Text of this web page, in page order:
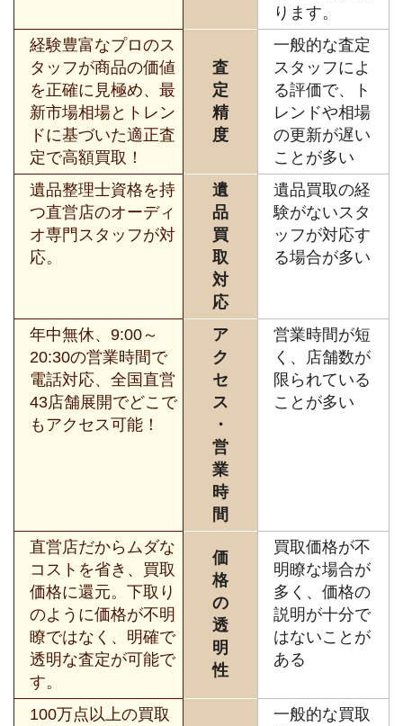
ります。
経験豊富なプロのス
タッフが商品の価値
を正確に見極め、最
新市場相場とトレン
ドに基づいた適正査
定で高額買取！
査
定
精
度
一般的な査定
スタッフによ
る評価で、ト
レンドや相場
の更新が遅い
ことが多い
遺品整理士資格を持
つ直営店のオーディ
オ専門スタッフが対
応。
遺
品
買
取
対
応
遺品買取の経
験がないスタ
ッフが対応す
る場合が多い
年中無休、9:00～
20:30の営業時間で
電話対応、全国直営
43店舗展開でどこで
もアクセス可能！
ア
ク
セ
ス
・
営
業
時
間
営業時間が短
く、店舗数が
限られている
ことが多い
直営店だからムダな
コストを省き、買取
価格に還元。下取り
のように価格が不明
瞭ではなく、明確で
透明な査定が可能で
す。
価
格
の
透
明
性
買取価格が不
明瞭な場合が
多く、価格の
説明が十分で
はないことが
ある
100万点以上の買取
一般的な買取